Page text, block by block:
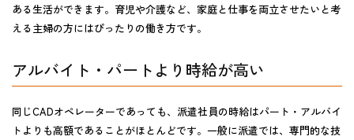
ある生活ができます。育児や介護など、家庭と仕事を両立させたいと考
える主婦の方にはぴったりの働き方です。
アルバイト・パートより時給が高い
同じCADオペレーターであっても、派遣社員の時給はパート・アルバイ
トよりも高額であることがほとんどです。一般に派遣では、専門的な技